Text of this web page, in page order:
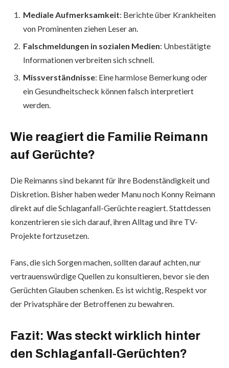
Mediale Aufmerksamkeit: Berichte über Krankheiten
von Prominenten ziehen Leser an.
Falschmeldungen in sozialen Medien: Unbestätigte
Informationen verbreiten sich schnell.
Missverständnisse: Eine harmlose Bemerkung oder
ein Gesundheitscheck können falsch interpretiert
werden.
Wie reagiert die Familie Reimann
auf Gerüchte?
Die Reimanns sind bekannt für ihre Bodenständigkeit und
Diskretion. Bisher haben weder Manu noch Konny Reimann
direkt auf die Schlaganfall-Gerüchte reagiert. Stattdessen
konzentrieren sie sich darauf, ihren Alltag und ihre TV-
Projekte fortzusetzen.
Fans, die sich Sorgen machen, sollten darauf achten, nur
vertrauenswürdige Quellen zu konsultieren, bevor sie den
Gerüchten Glauben schenken. Es ist wichtig, Respekt vor
der Privatsphäre der Betroffenen zu bewahren.
Fazit: Was steckt wirklich hinter
den Schlaganfall-Gerüchten?